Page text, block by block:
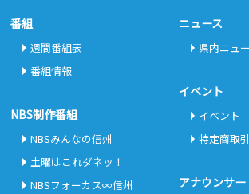
番組
週間番組表
番組情報
NBS制作番組
NBSみんなの信州
土曜はこれダネッ！
NBSフォーカス∞信州
ニュース
県内ニュ
イベント
イベント
特定商取
アナウンサー